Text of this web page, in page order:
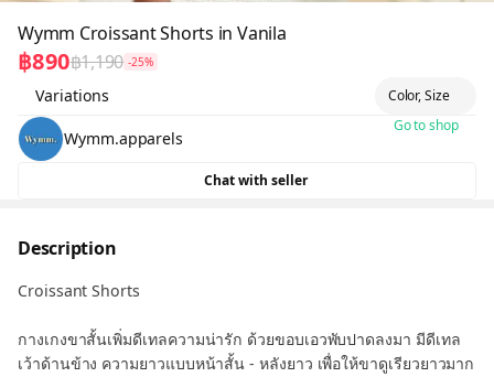
Wymm Croissant Shorts in Vanila
฿890฿1,190 -25%
Variations Color, Size
Wymm.apparels
Go to shop
Chat with seller
Description
Croissant Shorts
กางเกงขาสั้นเพิ่มดีเทลความน่ารัก ด้วยขอบเอวพับปาดลงมา มีดีเทล
เว้าด้านข้าง ความยาวแบบหน้าสั้น - หลังยาว เพื่อให้ขาดูเรียวยาวมาก